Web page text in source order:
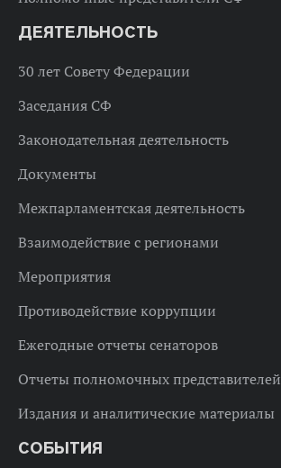
ДЕЯТЕЛЬНОСТЬ
30 лет Совету Федерации
Заседания СФ
Законодательная деятельность
Документы
Межпарламентская деятельность
Взаимодействие с регионами
Мероприятия
Противодействие коррупции
Ежегодные отчеты сенаторов
Отчеты полномочных представителей
Издания и аналитические материалы
СОБЫТИЯ